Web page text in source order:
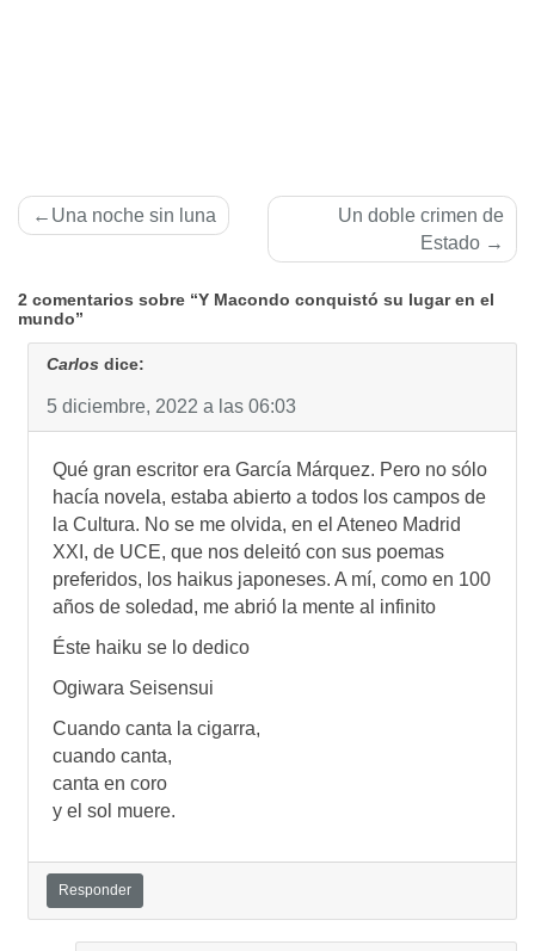
Navegación
Una noche sin luna
Un doble crimen de
Estado
2 comentarios sobre “Y Macondo conquistó su lugar en el
mundo”
Carlos dice:
5 diciembre, 2022 a las 06:03
Qué gran escritor era García Márquez. Pero no sólo
hacía novela, estaba abierto a todos los campos de
la Cultura. No se me olvida, en el Ateneo Madrid
XXI, de UCE, que nos deleitó con sus poemas
preferidos, los haikus japoneses. A mí, como en 100
años de soledad, me abrió la mente al infinito
Éste haiku se lo dedico
Ogiwara Seisensui
Cuando canta la cigarra,
cuando canta,
canta en coro
y el sol muere.
Responder